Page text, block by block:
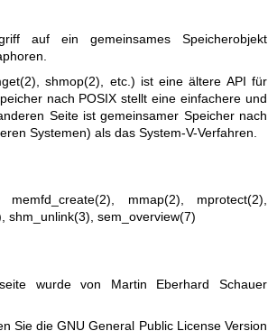
auf ein gemeinsames Speicherobjekt
,shmop(2) , etc.) ist eine ältere API für
nach POSIX stellt eine einfachere und
Seite ist gemeinsamer Speicher nach
Systemen) als das System-V-Verfahren.
memfd_create(2) mmap(2) mprotect(2)
shm_unlink(3) sem_overview(7)
wurde von Martin Eberhard Schauer
Sie dieGNU General Public License Version